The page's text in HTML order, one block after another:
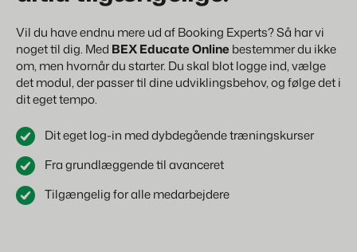
Vil du have endnu mere ud af Booking Experts? Så har vi
noget til dig. Med BEX Educate Online bestemmer du ikke
om, men hvornår du starter. Du skal blot logge ind, vælge
det modul, der passer til dine udviklingsbehov, og følge det i
dit eget tempo.
Dit eget log-in med dybdegående træningskurser
Fra grundlæggende til avanceret
Tilgængelig for alle medarbejdere